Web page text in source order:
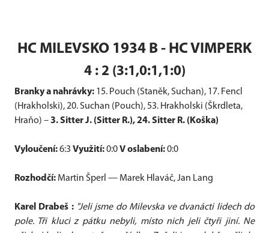
HC MILEVSKO 1934 B - HC VIMPERK
4 : 2 (3:1,0:1,1:0)
Branky a nahrávky: 15. Pouch (Staněk, Suchan), 17. Fencl
(Hrakholski), 20. Suchan (Pouch), 53. Hrakholski (Škrdleta,
Hraňo) –3. Sitter J. (Sitter R.), 24. Sitter R. (Koška)
Vyloučení:6:3 Využití:0:0V oslabení:0:0
Rozhodčí: Martin Šperl — Marek Hlaváč, Jan Lang
Karel Drabeš : "Jeli jsme do Milevska ve dvanácti lidech do
pole. Tři kluci z pátku nebyli, místo nich jeli čtyři jiní. Ne